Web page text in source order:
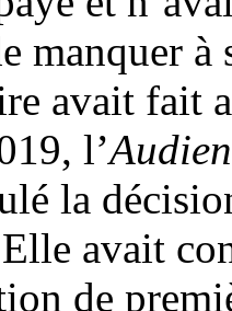
manquer à
avait fait
l’
la
avait
de